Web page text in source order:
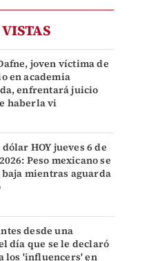
joven víctima de
en academia
enfrentará juicio
haberla vi
HOY jueves 6 de
Peso mexicano se
baja mientras aguarda
desde una
día que se le declaró
los 'influencers' en